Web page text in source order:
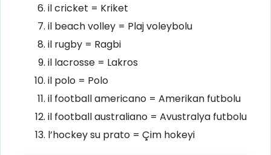
il cricket = Kriket
il beach volley = Plaj voleybolu
il rugby = Ragbi
il lacrosse = Lakros
il polo = Polo
il football americano = Amerikan futbolu
il football australiano = Avustralya futbolu
l’hockey su prato = Çim hokeyi